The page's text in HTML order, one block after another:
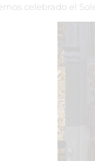
celebrado el